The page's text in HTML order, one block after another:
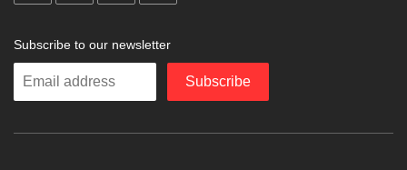
Subscribe to our newsletter
Enter
Subscribe